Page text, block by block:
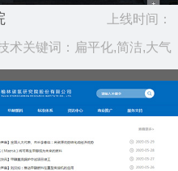
上线时间：
2020.10
术关键词：扁平化,简洁,大气